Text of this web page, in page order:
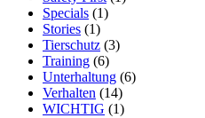
Specials (1)
Stories (1)
Tierschutz (3)
Training (6)
Unterhaltung (6)
Verhalten (14)
WICHTIG (1)